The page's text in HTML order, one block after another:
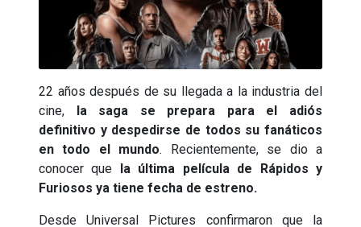
22 años después de su llegada a la industria del
cine, la saga se prepara para el adiós
definitivo y despedirse de todos su fanáticos
en todo el mundo. Recientemente, se dio a
conocer que la última película de Rápidos y
Furiosos ya tiene fecha de estreno.
Desde Universal Pictures confirmaron que la